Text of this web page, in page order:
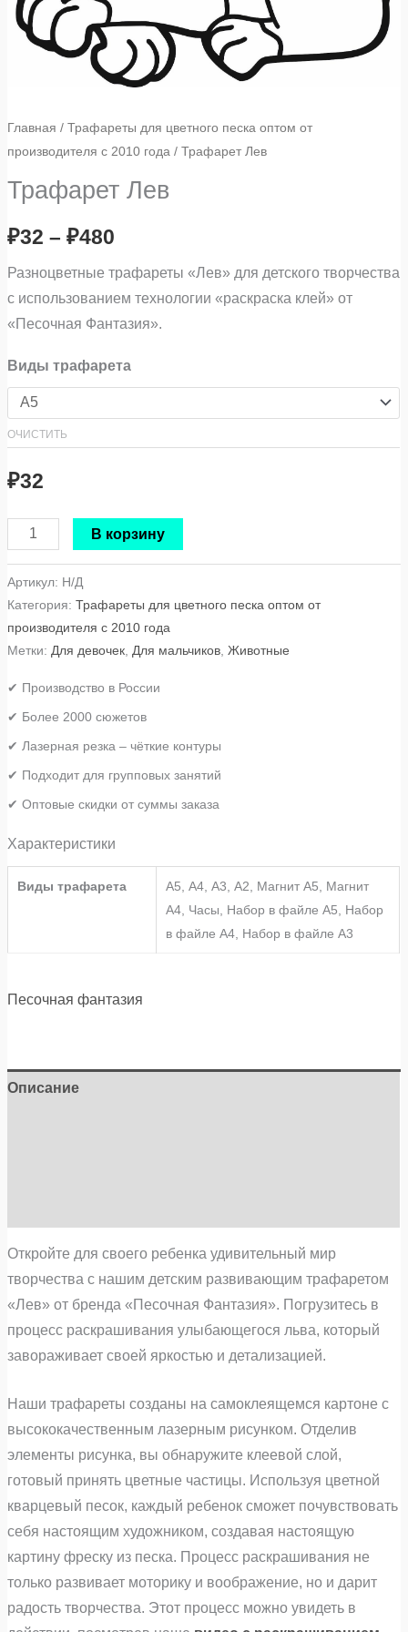
Главная /Трафареты для цветного песка оптом от
производителя с 2010 года / Трафарет Лев
Трафарет Лев
₽32 – ₽480
Разноцветные трафареты «Лев» для детского творчества
с использованием технологии «раскраска клей» от
«Песочная Фантазия».
Виды трафарета
ОЧИСТИТЬ
₽32
В корзину
Артикул: Н/Д
Категория:Трафареты для цветного песка оптом от
производителя с 2010 года
Метки:Для девочек,Для мальчиков,Животные
✔ Производство в России
✔ Более 2000 сюжетов
✔ Лазерная резка – чёткие контуры
✔ Подходит для групповых занятий
✔ Оптовые скидки от суммы заказа
Характеристики
Виды трафарета
А5, А4, А3, А2, Магнит А5, Магнит
А4, Часы, Набор в файле А5, Набор
в файле А4, Набор в файле А3
Песочная фантазия
Описание
Откройте для своего ребенка удивительный мир
творчества с нашим детским развивающим трафаретом
«Лев» от бренда «Песочная Фантазия». Погрузитесь в
процесс раскрашивания улыбающегося льва, который
завораживает своей яркостью и детализацией.
Наши трафареты созданы на самоклеящемся картоне с
высококачественным лазерным рисунком. Отделив
элементы рисунка, вы обнаружите клеевой слой,
готовый принять цветные частицы. Используя цветной
кварцевый песок, каждый ребенок сможет почувствовать
себя настоящим художником, создавая настоящую
картину фреску из песка. Процесс раскрашивания не
только развивает моторику и воображение, но и дарит
радость творчества. Этот процесс можно увидеть в